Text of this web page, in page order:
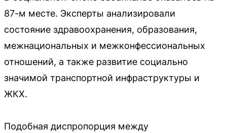
87-м месте. Эксперты анализировали
состояние здравоохранения, образования,
межнациональных и межконфессиональных
отношений, а также развитие социально
значимой транспортной инфраструктуры и
ЖКХ.
Подобная диспропорция между